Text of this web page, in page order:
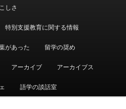
しさ
特別支援教育に関する情報
があった 留学の奨め
アーカイブ アーカイブス
語学の談話室